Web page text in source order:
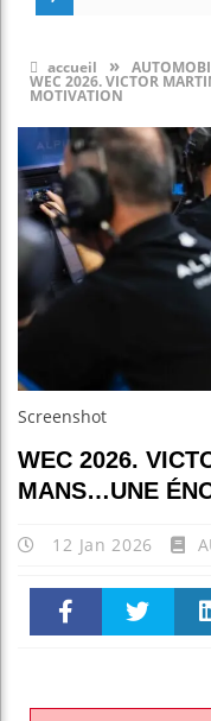
accueil »
WEC 2026. VICTOR
MOTIVATION
Screenshot
WEC 2026.
MANS…UNE
12 Jan 2026
k